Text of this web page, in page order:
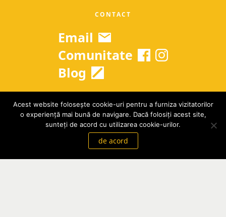
CONTACT
Email
Comunitate
Blog
Copyright © 2026 Grow Up Romania
| Termeni si conditii
Acest website folosește cookie-uri pentru a furniza vizitatorilor
o experiență mai bună de navigare. Dacă folosiți acest site,
sunteți de acord cu utilizarea cookie-urilor.
de acord